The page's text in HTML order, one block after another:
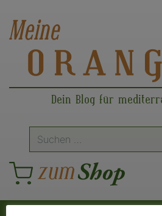
Dein Blog für
Suche
nach: